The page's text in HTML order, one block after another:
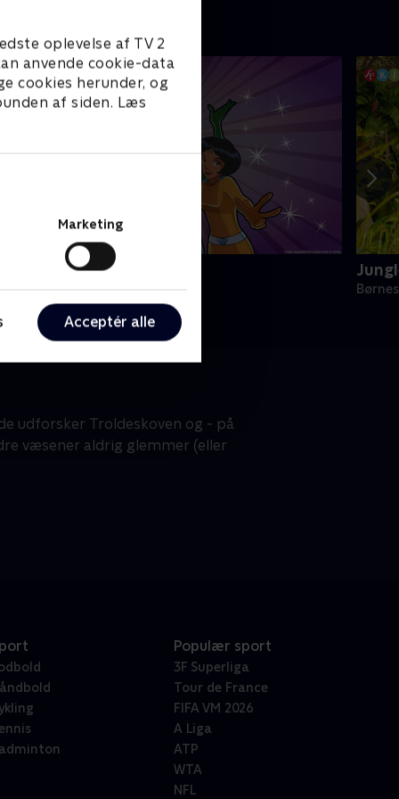
oplevelse af TV 2
anvende cookie-data
cookies herunder, og
af siden. Læs
Marketing
Acceptér alle
Totally Spies
• 2 sæsoner
udforsker Troldeskoven og - på
væsener aldrig glemmer (eller
Populær sport
3F Superliga
Tour de France
FIFA VM 2026
A Liga
ATP
WTA
NFL